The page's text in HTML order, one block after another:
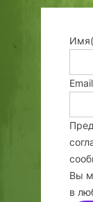
Имя
Email
Вы
в